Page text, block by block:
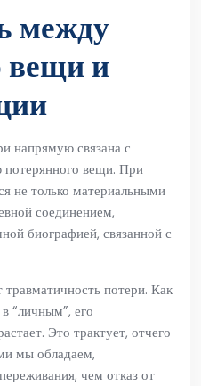
между
вещи и
напрямую связана с
потерянного вещи. При
не только материальными
соединением,
биографией, связанной с
потери. Как
“личным”, его
Это трактует, отчего
мы обладаем,
чем отказ от